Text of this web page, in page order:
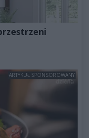
ARTYKUŁ SPONSOROWANY